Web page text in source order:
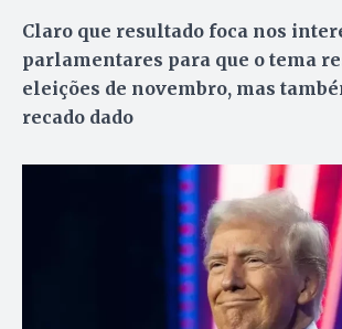
Claro que resultado foca nos
parlamentares para que o tema
eleições de novembro, mas
recado dado